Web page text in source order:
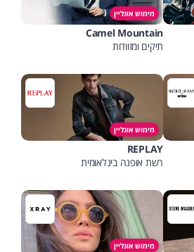
מימוש אונליין
Camel Mountain
תיקים ומזוודות
מימוש אונליין
REPLAY
רשת אופנה בינלאומית
מימוש אונליין